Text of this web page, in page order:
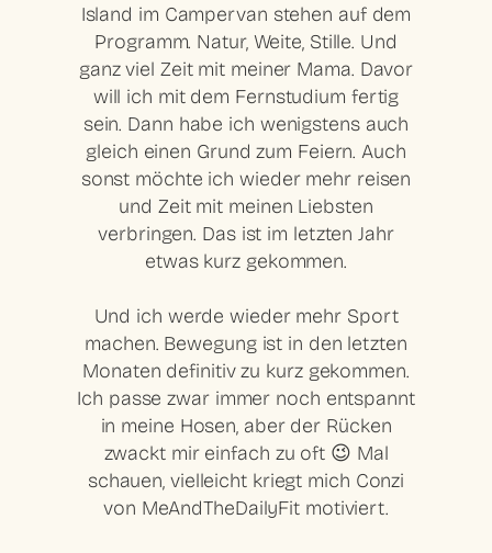
Island im Campervan stehen auf dem
Programm. Natur, Weite, Stille. Und
ganz viel Zeit mit meiner Mama. Davor
will ich mit dem Fernstudium fertig
sein. Dann habe ich wenigstens auch
gleich einen Grund zum Feiern. Auch
sonst möchte ich wieder mehr reisen
und Zeit mit meinen Liebsten
verbringen. Das ist im letzten Jahr
etwas kurz gekommen.
Und ich werde wieder mehr Sport
machen. Bewegung ist in den letzten
Monaten definitiv zu kurz gekommen.
Ich passe zwar immer noch entspannt
in meine Hosen, aber der Rücken
zwackt mir einfach zu oft 😉 Mal
schauen, vielleicht kriegt mich Conzi
von MeAndTheDailyFit motiviert.